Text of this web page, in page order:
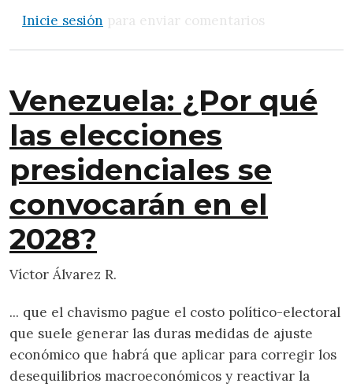
Inicie sesión para enviar comentarios
Venezuela: ¿Por qué
las elecciones
presidenciales se
convocarán en el
2028?
Víctor Álvarez R.
... que el chavismo pague el costo político-electoral
que suele generar las duras medidas de ajuste
económico que habrá que aplicar para corregir los
desequilibrios macroeconómicos y reactivar la